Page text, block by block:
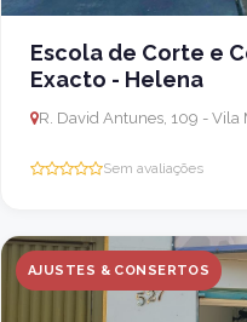
Escola de Corte e
Exacto - Helena
Sem avaliações
AJUSTES & CONSERTOS